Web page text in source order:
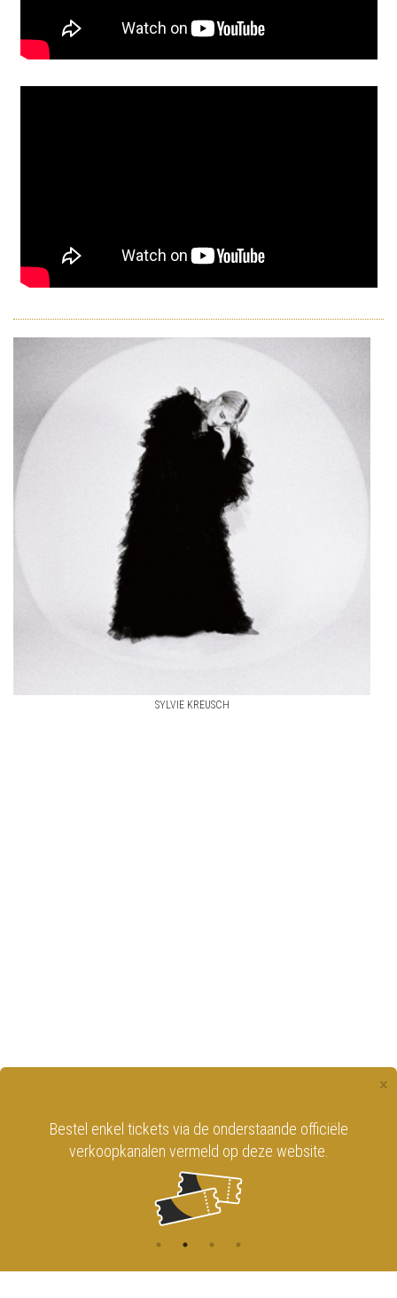
SYLVIE KREUSCH
×
Bestel enkel tickets via de onderstaande officiële
verkoopkanalen vermeld op deze website.